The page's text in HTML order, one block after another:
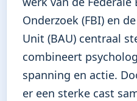
Onderzoek (FBI) en
Unit (BAU) centraal
combineert
spanning en actie.
er een sterke cast